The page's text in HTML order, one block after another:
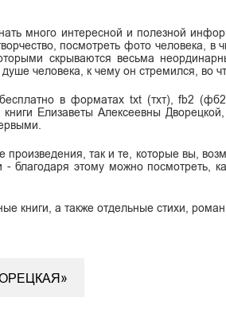
много интересной и полезной
посмотреть фото человека, в
скрываются весьма
человека, к чему он стремился, во
в форматах txt (тхт), fb2
Елизаветы Алексеевны
так и те, которые вы,
благодаря этому можно посмотреть,
книги, а также отдельные стихи,